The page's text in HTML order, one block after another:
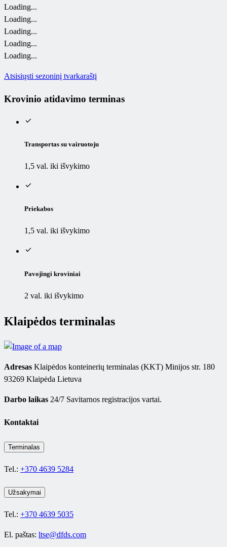
Loading...
Loading...
Loading...
Loading...
Loading...
Atsisiųsti sezoninį tvarkaraštį
Krovinio atidavimo terminas
Transportas su vairuotoju
1,5 val. iki išvykimo
Priekabos
1,5 val. iki išvykimo
Pavojingi kroviniai
2 val. iki išvykimo
Klaipėdos terminalas
Adresas Klaipėdos konteinerių terminalas (KKT) Minijos str. 180
93269 Klaipėda Lietuva
Darbo laikas 24/7 Savitarnos registracijos vartai.
Kontaktai
Terminalas
Tel.: +370 4639 5284
Užsakymai
Tel.: +370 4639 5035
El. paštas: ltse@dfds.com